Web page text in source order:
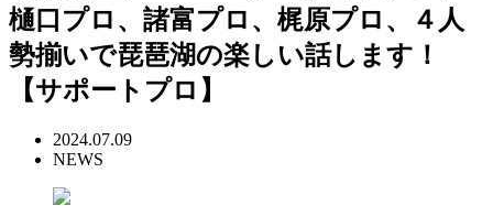
樋口プロ、諸富プロ、梶原プロ、４人
勢揃いで琵琶湖の楽しい話します！
【サポートプロ】
2024.07.09
NEWS